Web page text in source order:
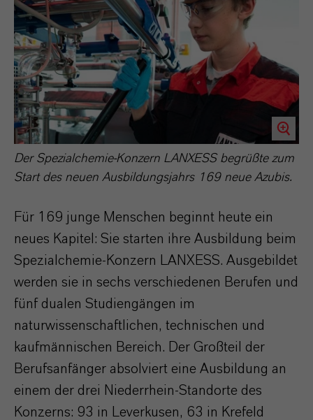
Der Spezialchemie-Konzern LANXESS begrüßte zum
Start des neuen Ausbildungsjahrs 169 neue Azubis.
Für 169 junge Menschen beginnt heute ein
neues Kapitel: Sie starten ihre Ausbildung beim
Spezialchemie-Konzern LANXESS. Ausgebildet
werden sie in sechs verschiedenen Berufen und
fünf dualen Studiengängen im
naturwissenschaftlichen, technischen und
kaufmännischen Bereich. Der Großteil der
Berufsanfänger absolviert eine Ausbildung an
einem der drei Niederrhein-Standorte des
Konzerns: 93 in Leverkusen, 63 in Krefeld